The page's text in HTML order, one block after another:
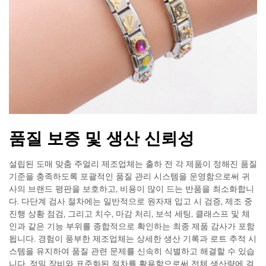
품질 보증 및 생산 신뢰성
설립된 도매 맞춤 주얼리 제조업체는 출하 전 각 제품이 정해진 품질
기준을 충족하도록 포괄적인 품질 관리 시스템을 운영함으로써 귀
사의 브랜드 평판을 보호하고, 비용이 많이 드는 반품을 최소화합니
다. 다단계 검사 절차에는 일반적으로 원자재 입고 시 검증, 제조 중
진행 상황 점검, 그리고 치수, 마감 처리, 보석 세팅, 클래스프 및 체
인과 같은 기능 부위를 종합적으로 확인하는 최종 제품 감사가 포함
됩니다. 경험이 풍부한 제조업체는 상세한 생산 기록과 로트 추적 시
스템을 유지하여 품질 관련 문제를 신속히 식별하고 해결할 수 있습
니다. 정밀 장비와 표준화된 절차를 활용함으로써 전체 생산량에 걸